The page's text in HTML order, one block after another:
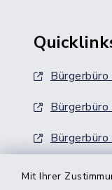
Mit Ihrer
Bürgerbüro
Bürgerbüro